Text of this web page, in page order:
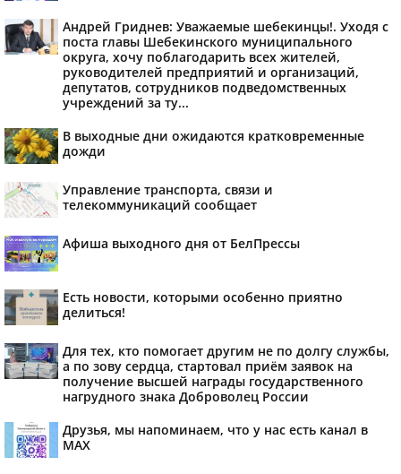
Андрей Гриднев: Уважаемые шебекинцы!. Уходя с
поста главы Шебекинского муниципального
округа, хочу поблагодарить всех жителей,
руководителей предприятий и организаций,
депутатов, сотрудников подведомственных
учреждений за ту...
В выходные дни ожидаются кратковременные
дожди
Управление транспорта, связи и
телекоммуникаций сообщает
Афиша выходного дня от БелПрессы
Есть новости, которыми особенно приятно
делиться!
Для тех, кто помогает другим не по долгу службы,
а по зову сердца, стартовал приём заявок на
получение высшей награды государственного
нагрудного знака Доброволец России
Друзья, мы напоминаем, что у нас есть канал в
МАХ